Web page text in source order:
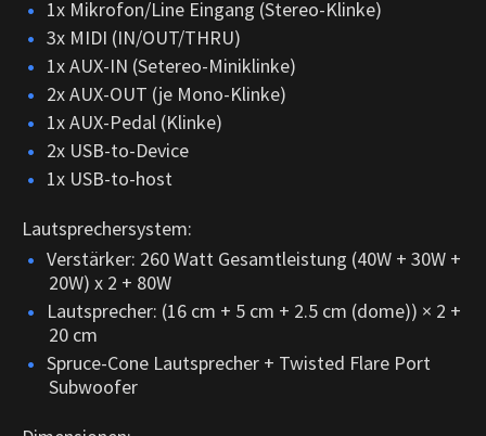
1x Mikrofon/Line Eingang (Stereo-Klinke)
3x MIDI (IN/OUT/THRU)
1x AUX-IN (Setereo-Miniklinke)
2x AUX-OUT (je Mono-Klinke)
1x AUX-Pedal (Klinke)
2x USB-to-Device
1x USB-to-host
Lautsprechersystem:
Verstärker: 260 Watt Gesamtleistung (40W + 30W +
20W) x 2 + 80W
Lautsprecher: (16 cm + 5 cm + 2.5 cm (dome)) × 2 +
20 cm
Spruce-Cone Lautsprecher + Twisted Flare Port
Subwoofer